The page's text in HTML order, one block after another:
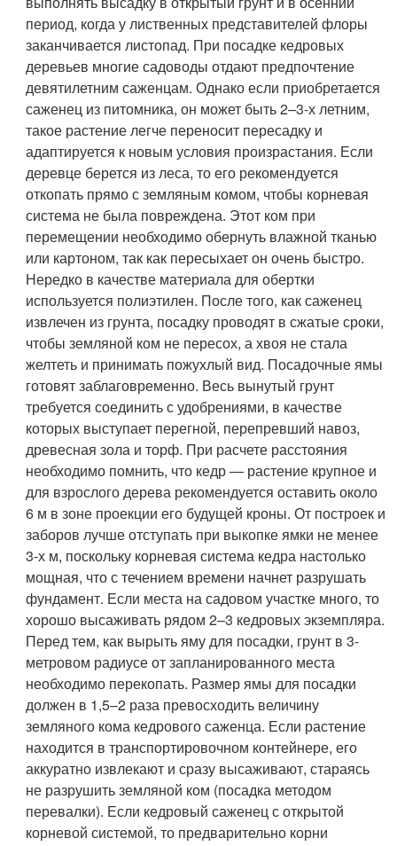
период, когда у лиственных представителей флоры
заканчивается листопад. При посадке кедровых
деревьев многие садоводы отдают предпочтение
девятилетним саженцам. Однако если приобретается
саженец из питомника, он может быть 2–3-х летним,
такое растение легче переносит пересадку и
адаптируется к новым условия произрастания. Если
деревце берется из леса, то его рекомендуется
откопать прямо с земляным комом, чтобы корневая
система не была повреждена. Этот ком при
перемещении необходимо обернуть влажной тканью
или картоном, так как пересыхает он очень быстро.
Нередко в качестве материала для обертки
используется полиэтилен. После того, как саженец
извлечен из грунта, посадку проводят в сжатые сроки,
чтобы земляной ком не пересох, а хвоя не стала
желтеть и принимать пожухлый вид. Посадочные ямы
готовят заблаговременно. Весь вынутый грунт
требуется соединить с удобрениями, в качестве
которых выступает перегной, перепревший навоз,
древесная зола и торф. При расчете расстояния
необходимо помнить, что кедр — растение крупное и
для взрослого дерева рекомендуется оставить около
6 м в зоне проекции его будущей кроны. От построек и
заборов лучше отступать при выкопке ямки не менее
3-х м, поскольку корневая система кедра настолько
мощная, что с течением времени начнет разрушать
фундамент. Если места на садовом участке много, то
хорошо высаживать рядом 2–3 кедровых экземпляра.
Перед тем, как вырыть яму для посадки, грунт в 3-
метровом радиусе от запланированного места
необходимо перекопать. Размер ямы для посадки
должен в 1,5–2 раза превосходить величину
земляного кома кедрового саженца. Если растение
находится в транспортировочном контейнере, его
аккуратно извлекают и сразу высаживают, стараясь
не разрушить земляной ком (посадка методом
перевалки). Если кедровый саженец с открытой
корневой системой, то предварительно корни